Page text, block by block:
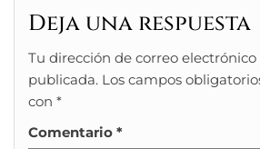
Deja una respuesta
Tu dirección de correo electrónico
publicada. Los campos
con *
Comentario *